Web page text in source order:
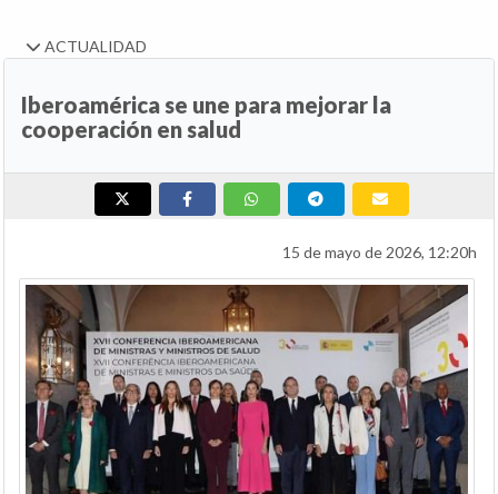
ACTUALIDAD
Iberoamérica se une para mejorar la
cooperación en salud
15 de mayo de 2026, 12:20h